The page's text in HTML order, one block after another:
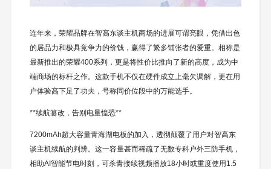
连年来，荣耀品牌在智高东谈主机商场的进展可谓亮眼，凭借出色
的居品力和极具竞争力的价钱，赢得了繁多铺张者的爱重。相称是
最新推出的荣耀400系列，更是将性价比推向了新的高度，成为中
端商场的标杆之作。这款手机不仅在硬件成立上毫欠调解，更在用
户体验高下足了功夫，号称同价位段中的万能选手。
**续航篡改，告别电量惶恐**
7200mAh超大容量青海湖电板的加入，透彻颠覆了用户对智高东
谈主机续航的判辨。这一容量甚而稀疏了无数专科户外三防手机，
相助AI智能节电时刻，可杀青接续视频播放18小时或重度使用1.5